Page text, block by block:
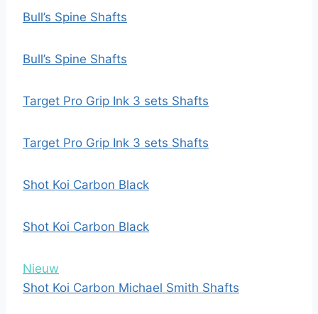
Bull’s Spine Shafts
Bull’s Spine Shafts
Target Pro Grip Ink 3 sets Shafts
Target Pro Grip Ink 3 sets Shafts
Shot Koi Carbon Black
Shot Koi Carbon Black
Nieuw
Shot Koi Carbon Michael Smith Shafts